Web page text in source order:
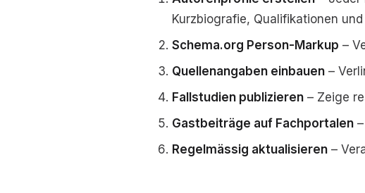
Kurzbiografie, Qualifikationen und
Schema.org Person-Markup –
Quellenangaben einbauen –
Fallstudien publizieren – Zeige
Gastbeiträge auf Fachportalen
Regelmässig aktualisieren –